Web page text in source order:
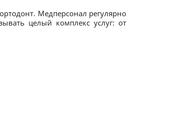
Медперсонал регулярно
целый комплекс услуг: от